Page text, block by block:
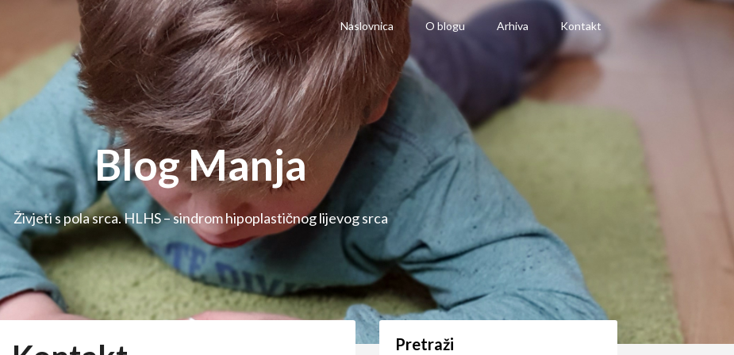
Naslovnica O blogu Arhiva Kontakt
Blog Manja
Živjeti s pola srca. HLHS – sindrom hipoplastičnog lijevog srca
Pretraži